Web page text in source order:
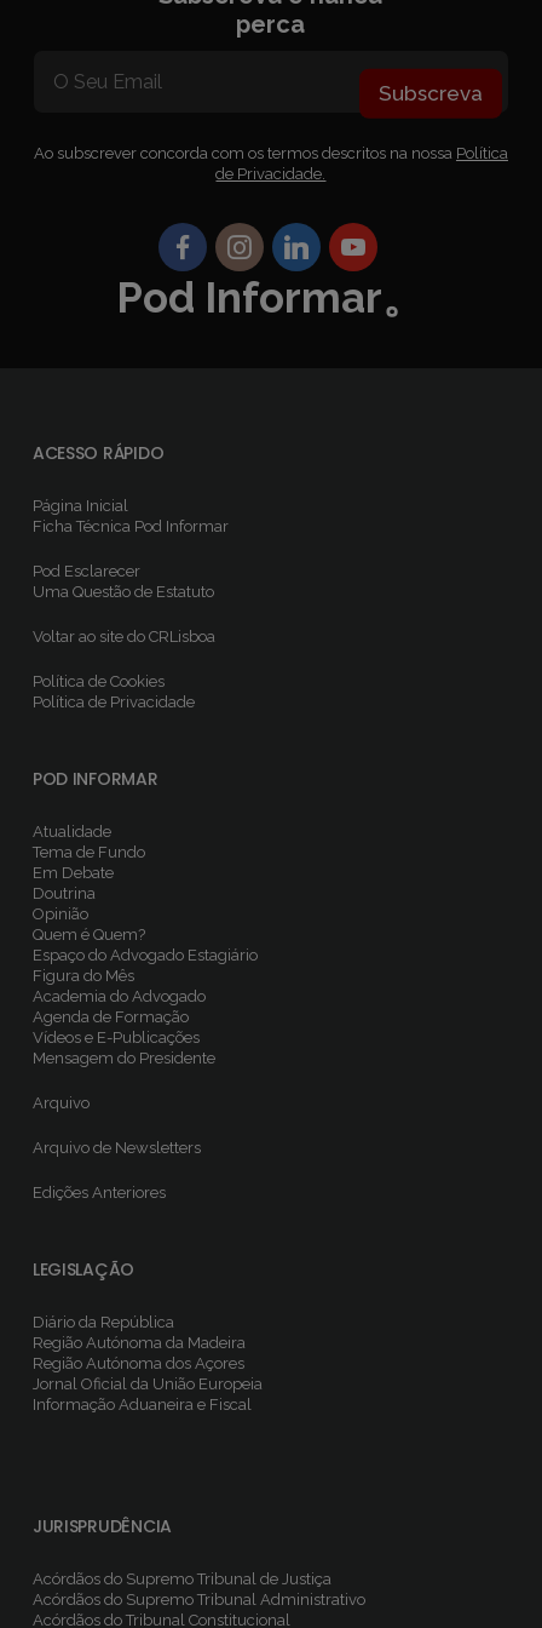
perca
Subscreva
Ao subscrever concorda com os termos descritos na nossa Política
de Privacidade.
Pod Informar。
ACESSO RÁPIDO
Página Inicial
Ficha TécnicaPod Informar
Pod Esclarecer
Uma Questão de Estatuto
Voltar ao site do CRLisboa
Política de Cookies
Política de Privacidade
POD INFORMAR
Atualidade
Tema de Fundo
Em Debate
Doutrina
Opinião
Quem é Quem?
Espaço do Advogado Estagiário
Figura do Mês
Academia do Advogado
Agenda de Formação
Vídeos e E-Publicações
Mensagem do Presidente
Arquivo
Arquivo de Newsletters
Edições Anteriores
LEGISLAÇÃO
Diário da República
Região Autónoma da Madeira
Região Autónoma dos Açores
Jornal Oficial da União Europeia
Informação Aduaneira e Fiscal
JURISPRUDÊNCIA
Acórdãos do Supremo Tribunal de Justiça
Acórdãos do Supremo Tribunal Administrativo
Acórdãos do Tribunal Constitucional